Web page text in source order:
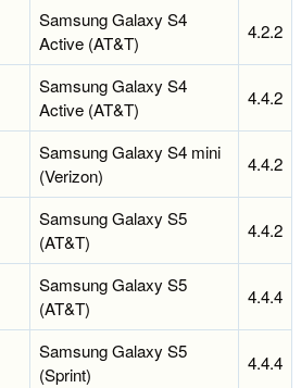
Samsung Galaxy S4
Active (AT&T)
4.2.2
Samsung Galaxy S4
Active (AT&T)
4.4.2
Samsung Galaxy S4 mini
(Verizon)
4.4.2
Samsung Galaxy S5
(AT&T)
4.4.2
Samsung Galaxy S5
(AT&T)
4.4.4
Samsung Galaxy S5
(Sprint)
4.4.4